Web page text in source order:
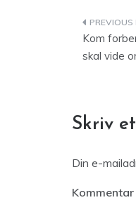
Kom
skal vide
Skriv
Din e-
Kommentar